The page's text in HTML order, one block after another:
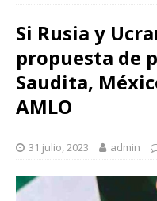
Si Rusia y
propuesta de
Saudita,
AMLO
31 julio, 2023 admin